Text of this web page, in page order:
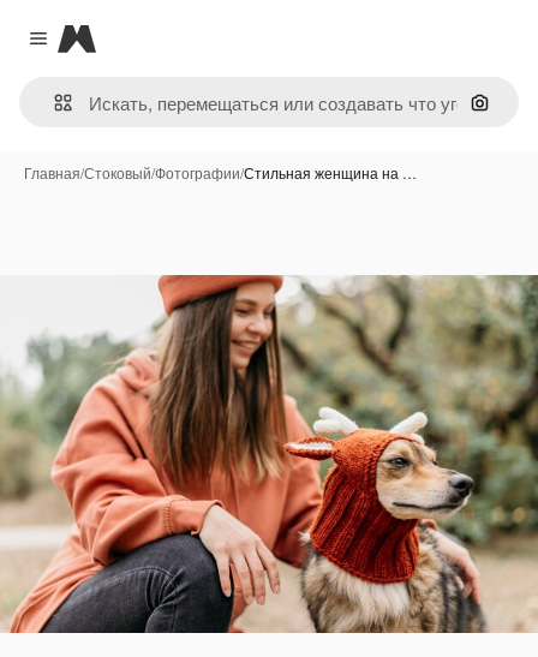
Close menu
Magnific
Поиск
Главная/Стоковый/Фотографии/Стильная женщина на …